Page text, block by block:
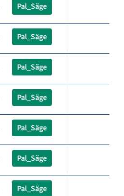
Pal_Säge
Pal_Säge
Pal_Säge
Pal_Säge
Pal_Säge
Pal_Säge
Pal_Säge